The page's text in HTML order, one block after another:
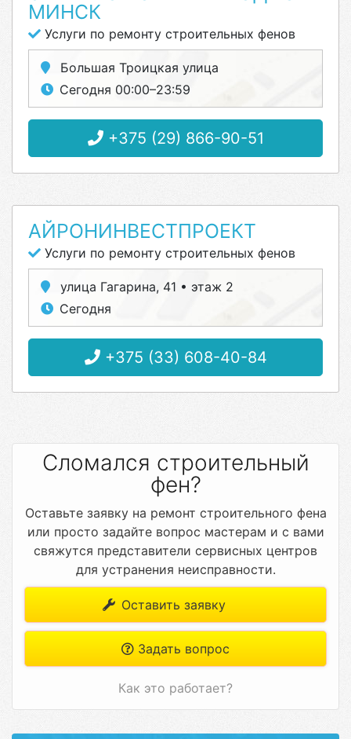
МИНСК
Услуги по ремонту строительных фенов
Большая Троицкая улица
Сегодня 00:00–23:59
+375 (29) 866-90-51
АЙРОНИНВЕСТПРОЕКТ
Услуги по ремонту строительных фенов
улица Гагарина, 41 • этаж 2
Сегодня
+375 (33) 608-40-84
Сломался строительный
фен?
Оставьте заявку на ремонт строительного фена
или просто задайте вопрос мастерам и с вами
свяжутся представители сервисных центров
для устранения неисправности.
Оставить заявку
Задать вопрос
Как это работает?